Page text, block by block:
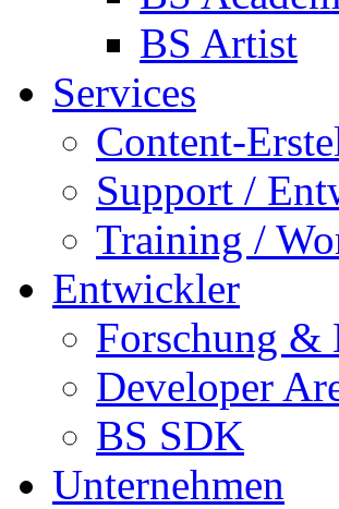
BS Artist
Services
Content-
Support /
Training /
Entwickler
Forschung
Developer
BS SDK
Unternehmen